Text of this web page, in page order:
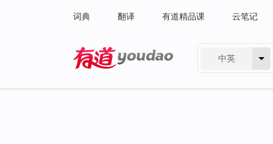
词典 翻译 有道精品课 云笔记
中英